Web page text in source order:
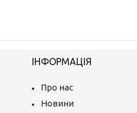
ІНФОРМАЦІЯ
Про нас
Новини